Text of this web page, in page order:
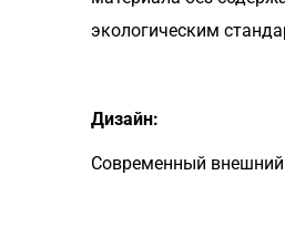
экологическим
Дизайн:
Современный